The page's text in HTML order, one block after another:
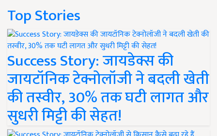
Top Stories
Success Story: जायडेक्स की
जायटॉनिक टेक्नोलॉजी ने बदली खेती
की तस्वीर, 30% तक घटी लागत और
सुधरी मिट्टी की सेहत!